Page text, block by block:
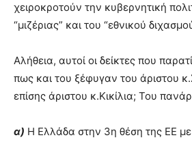
χειροκροτούν την κυβερνητική
“μιζέριας” και του “εθνικού
Αλήθεια, αυτοί οι δείκτες που
πως και του ξέφυγαν του άριστου
επίσης άριστου κ.Κικίλια; Του
α) Η Ελλάδα στην 3η θέση της ΕΕ